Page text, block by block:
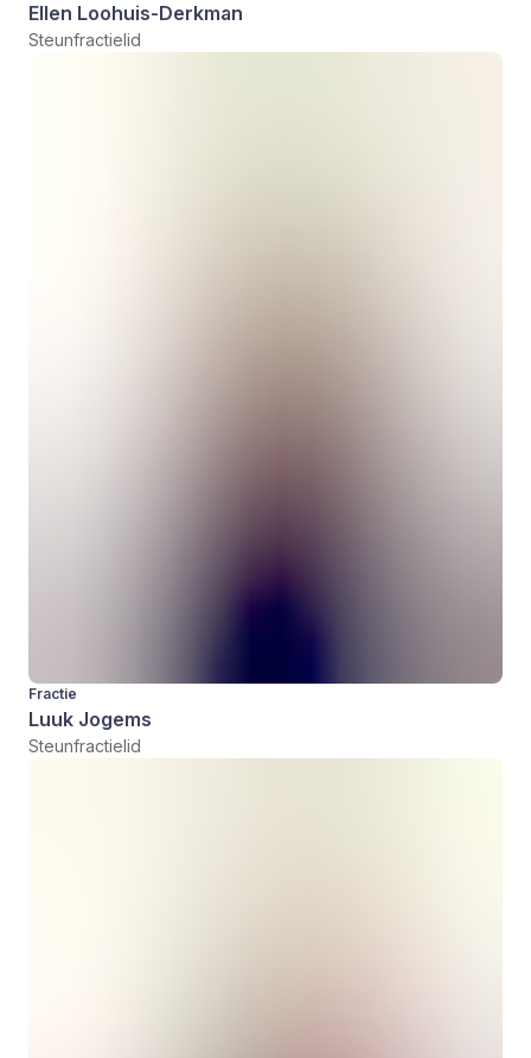
Ellen Loohuis-Derkman
Steunfractielid
Fractie
Luuk Jogems
Steunfractielid